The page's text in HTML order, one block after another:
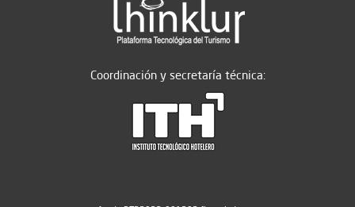
Coordinación y secretaría técnica: